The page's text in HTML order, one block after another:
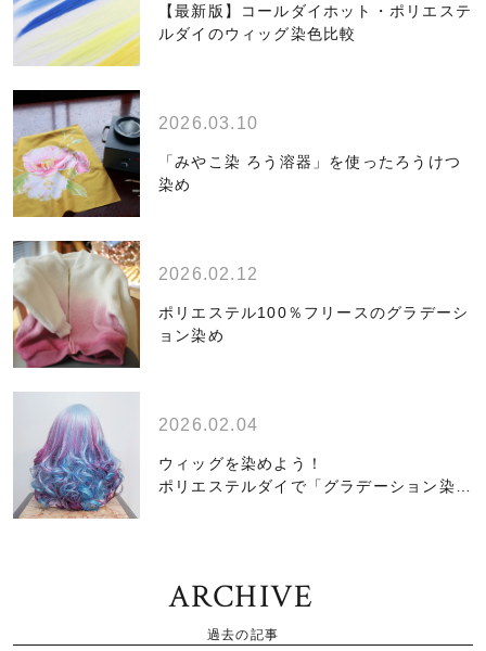
【最新版】コールダイホット・ポリエステ
ルダイのウィッグ染色比較
2026.03.10
「みやこ染 ろう溶器」を使ったろうけつ
染め
2026.02.12
ポリエステル100％フリースのグラデーシ
ョン染め
2026.02.04
ウィッグを染めよう！
ポリエステルダイで「グラデーション染
ARCHIVE
過去の記事